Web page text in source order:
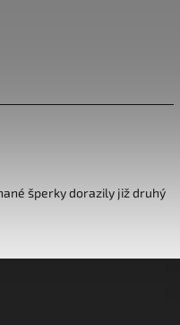
šperky dorazily již druhý